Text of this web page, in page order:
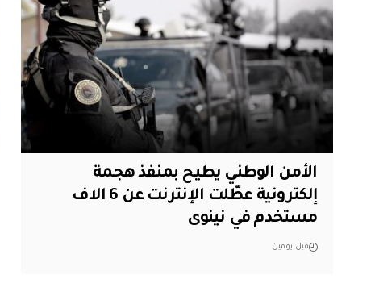
الأمن الوطني يطيح بمنفذ هجمة
إلكترونية عطّلت الإنترنت عن 6 الاف
مستخدم في نينوى
قبل يومين